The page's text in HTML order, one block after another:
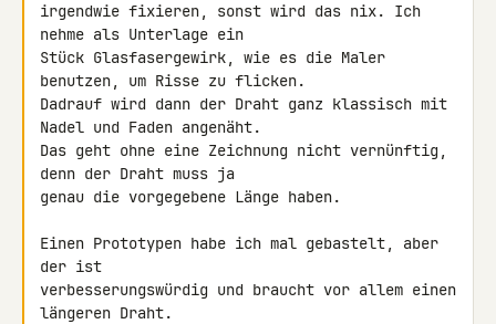
irgendwie fixieren, sonst wird das nix. Ich
nehme als Unterlage ein
Stück Glasfasergewirk, wie es die Maler
benutzen, um Risse zu flicken.
Dadrauf wird dann der Draht ganz klassisch mit
Nadel und Faden angenäht.
Das geht ohne eine Zeichnung nicht vernünftig,
denn der Draht muss ja
genau die vorgegebene Länge haben.
Einen Prototypen habe ich mal gebastelt, aber
der ist
verbesserungswürdig und braucht vor allem einen
längeren Draht.